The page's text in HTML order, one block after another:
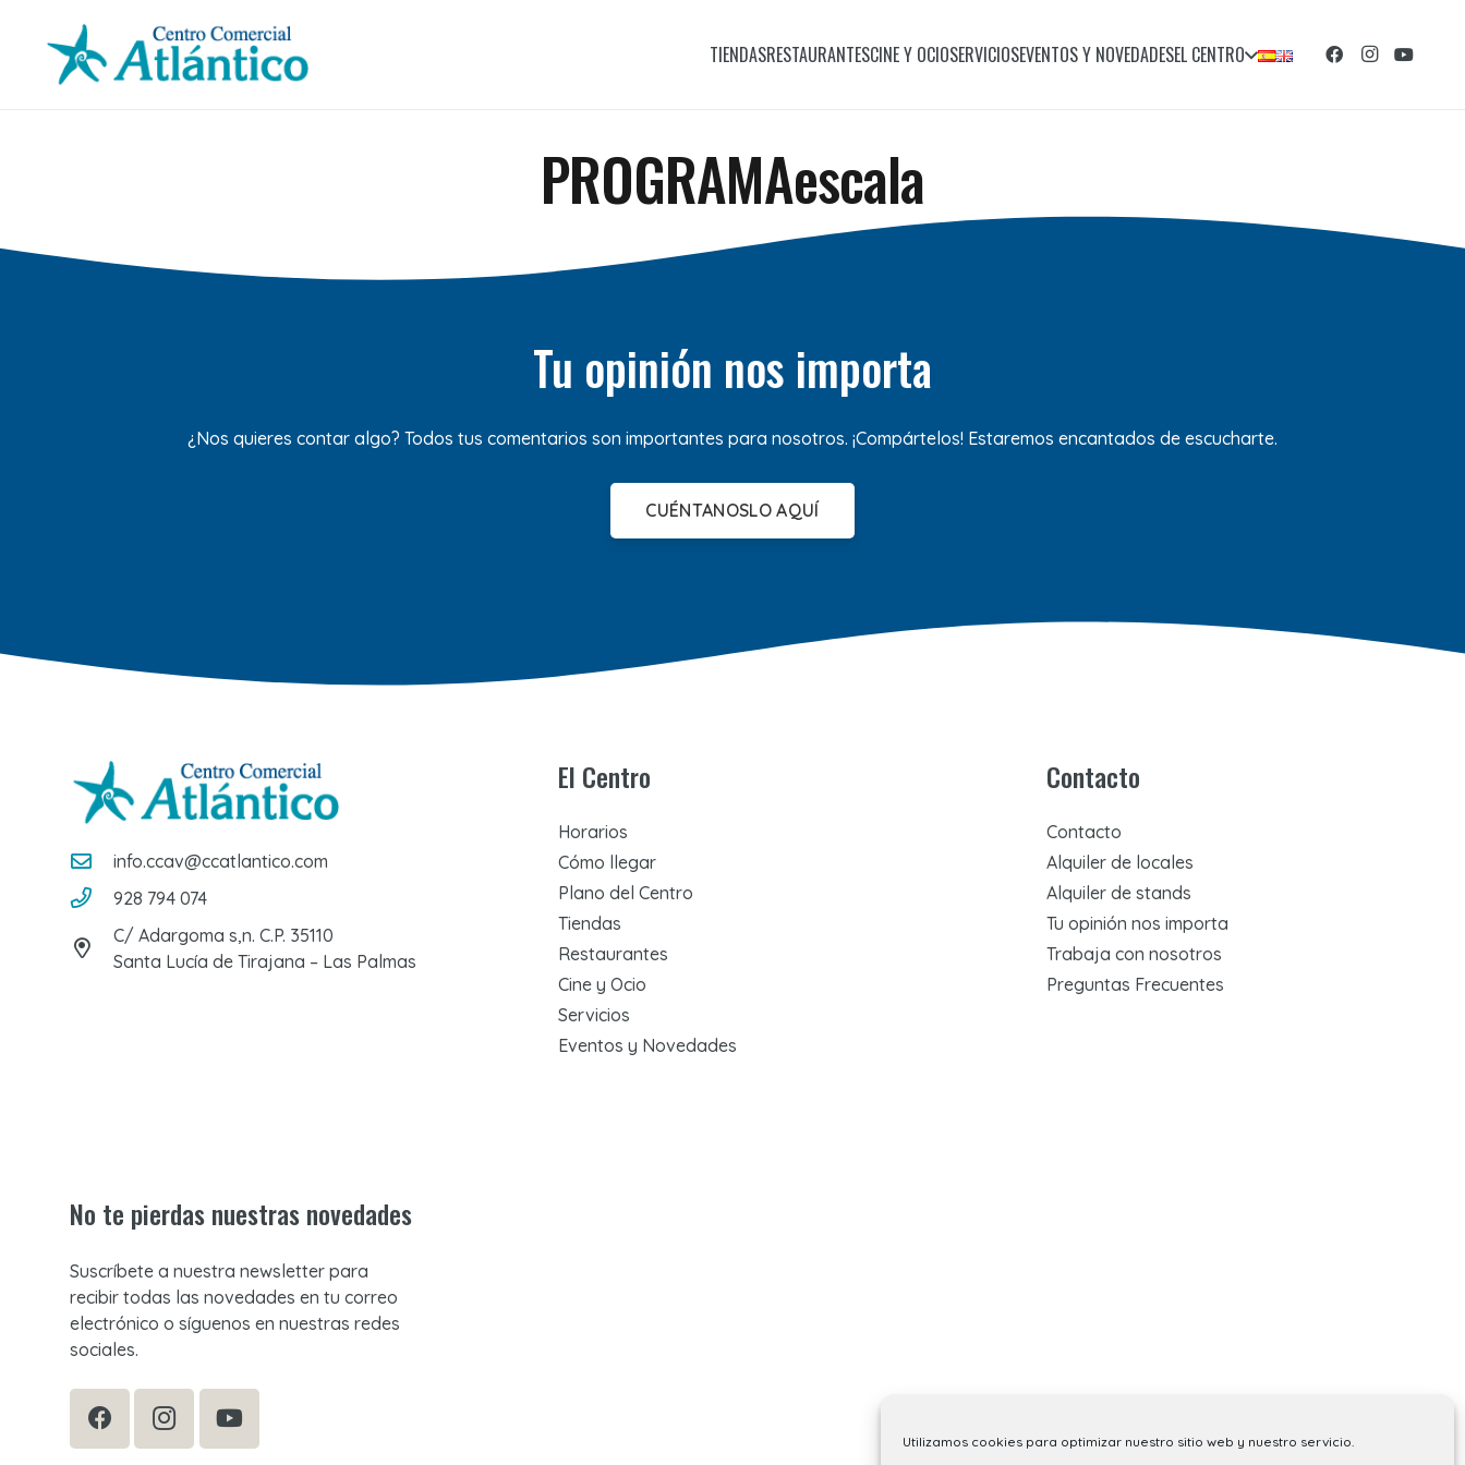
Utilizamos cookies para optimizar nuestro sitio web y nuestro servicio.
TIENDASRESTAURANTESCINE Y OCIOSERVICIOSEVENTOS Y NOVEDADESEL CENTRO
PROGRAMAescala
Tu opinión nos importa
¿Nos quieres contar algo? Todos tus comentarios son importantes para nosotros. ¡Compártelos! Estaremos encantados de escucharte.
CUÉNTANOSLO AQUÍ
info.ccav@ccatlantico.com
928 794 074
C/ Adargoma s,n. C.P. 35110
Santa Lucía de Tirajana – Las Palmas
El Centro
Horarios
Cómo llegar
Plano del Centro
Tiendas
Restaurantes
Cine y Ocio
Servicios
Eventos y Novedades
Contacto
Contacto
Alquiler de locales
Alquiler de stands
Tu opinión nos importa
Trabaja con nosotros
Preguntas Frecuentes
No te pierdas nuestras novedades
Suscríbete a nuestra newsletter para
recibir todas las novedades en tu correo
electrónico o síguenos en nuestras redes
sociales.